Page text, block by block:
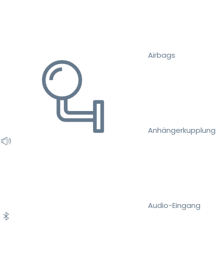
Airbags
Anhängerkupplung
Audio-Eingang